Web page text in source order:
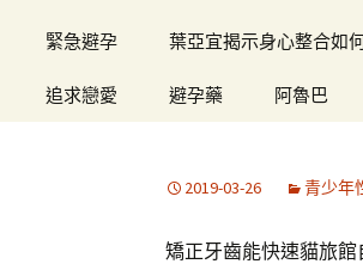
緊急避孕 葉亞宜揭示身心整合如
追求戀愛 避孕藥 阿魯巴
2019-03-26 青少年
矯正牙齒能快速貓旅